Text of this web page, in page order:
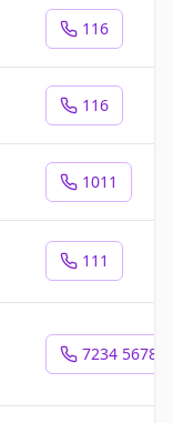
116
116
1011
111
7234 5678